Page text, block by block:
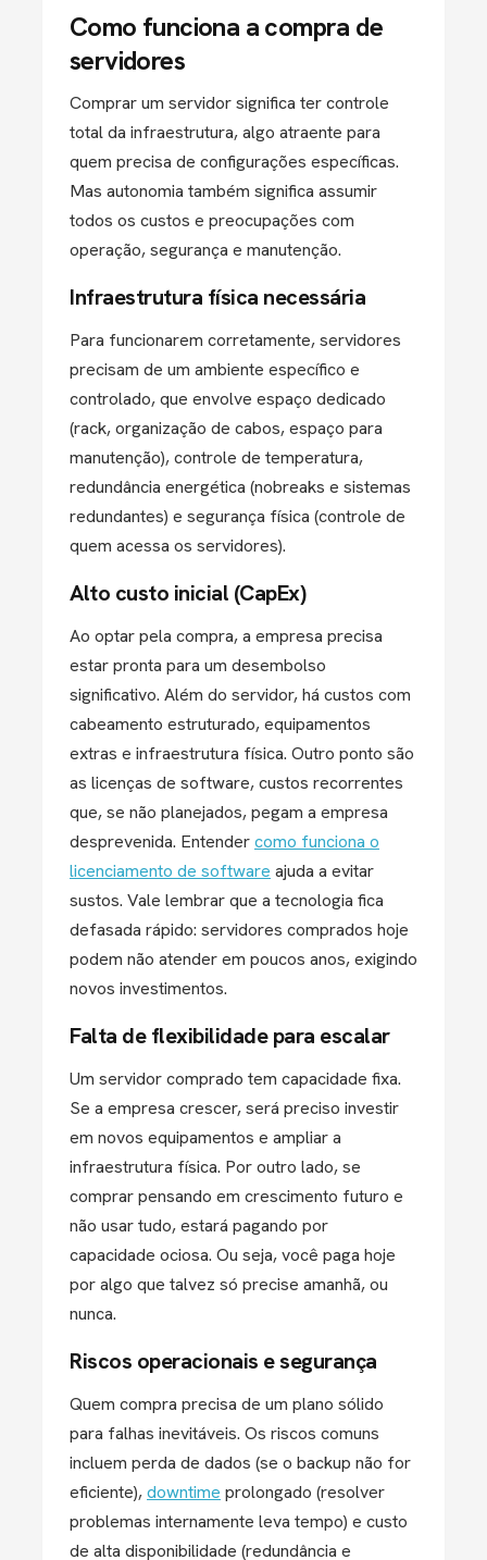
Como funciona a compra de
servidores
Comprar um servidor significa ter controle
total da infraestrutura, algo atraente para
quem precisa de configurações específicas.
Mas autonomia também significa assumir
todos os custos e preocupações com
operação, segurança e manutenção.
Infraestrutura física necessária
Para funcionarem corretamente, servidores
precisam de um ambiente específico e
controlado, que envolve espaço dedicado
(rack, organização de cabos, espaço para
manutenção), controle de temperatura,
redundância energética (nobreaks e sistemas
redundantes) e segurança física (controle de
quem acessa os servidores).
Alto custo inicial (CapEx)
Ao optar pela compra, a empresa precisa
estar pronta para um desembolso
significativo. Além do servidor, há custos com
cabeamento estruturado, equipamentos
extras e infraestrutura física. Outro ponto são
as licenças de software, custos recorrentes
que, se não planejados, pegam a empresa
desprevenida. Entendercomo funciona o
licenciamento de software ajuda a evitar
sustos. Vale lembrar que a tecnologia fica
defasada rápido: servidores comprados hoje
podem não atender em poucos anos, exigindo
novos investimentos.
Falta de flexibilidade para escalar
Um servidor comprado tem capacidade fixa.
Se a empresa crescer, será preciso investir
em novos equipamentos e ampliar a
infraestrutura física. Por outro lado, se
comprar pensando em crescimento futuro e
não usar tudo, estará pagando por
capacidade ociosa. Ou seja, você paga hoje
por algo que talvez só precise amanhã, ou
nunca.
Riscos operacionais e segurança
Quem compra precisa de um plano sólido
para falhas inevitáveis. Os riscos comuns
incluem perda de dados (se o backup não for
eficiente),downtime prolongado (resolver
problemas internamente leva tempo) e custo
de alta disponibilidade (redundância e